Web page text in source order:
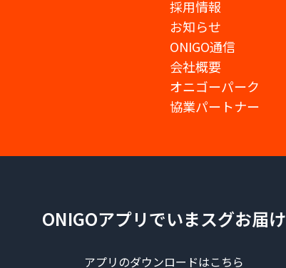
採用情報
お知らせ
ONIGO通信
会社概要
オニゴーパーク
協業パートナー
ONIGOアプリでいまスグお届け
アプリのダウンロードはこちら